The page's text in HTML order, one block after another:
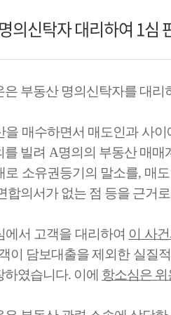
의신탁자 대리하여 1심
은 부동산 명의신탁자를 대
을 매수하면서 매도인과 사
를 빌려 A명의의 부동산 매
로 소유권등기의 말소를, 매
합의서가 없는 점 등을 근거
에서 고객을 대리하여 이 사
이 담보대출을 제외한 실질
였습니다. 이에 항소심은